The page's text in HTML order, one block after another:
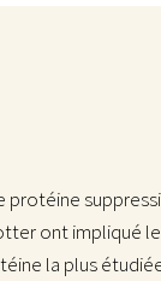
ont impliqué
la plus